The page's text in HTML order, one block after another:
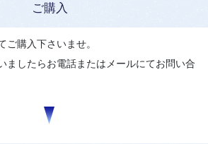
ご購入
ご購入下さいませ。
ましたらお電話またはメールにてお問い合